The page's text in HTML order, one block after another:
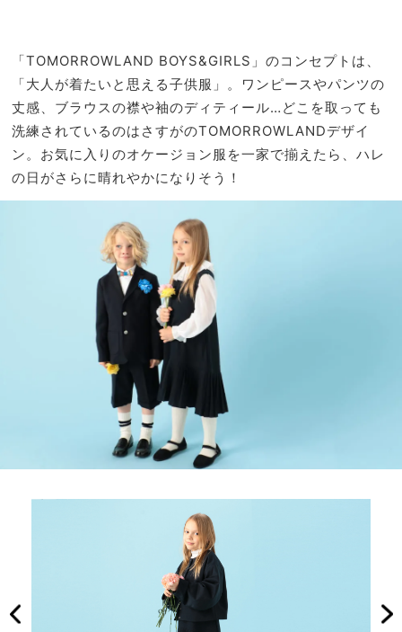
「TOMORROWLAND BOYS&GIRLS」のコンセプトは、
「大人が着たいと思える子供服」。ワンピースやパンツの
丈感、ブラウスの襟や袖のディティール…どこを取っても
洗練されているのはさすがのTOMORROWLANDデザイ
ン。お気に入りのオケージョン服を一家で揃えたら、ハレ
の日がさらに晴れやかになりそう！